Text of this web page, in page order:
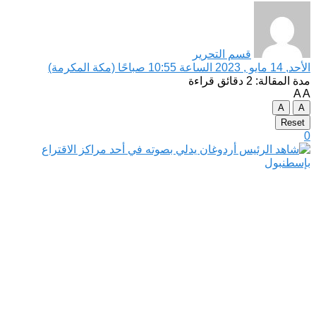
قسم التحرير
الأحد, 14 مايو , 2023 الساعة 10:55 صباحًا (مكة المكرمة)
مدة المقالة: 2 دقائق قراءة
AA
A
A
Reset
0